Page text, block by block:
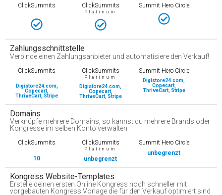
ClickSummits ClickSummits
Platinum
Summit Hero Circle
Zahlungsschnittstelle
Verbinde einen Zahlungsanbieter und automatisiere den Verkauf!
ClickSummits
Digistore24.com,
Copecart,
ThriveCart, Stripe
ClickSummits
Platinum
Digistore24.com,
Copecart,
ThriveCart, Stripe
Summit Hero Circle
Digistore24.com,
Copecart,
ThriveCart, Stripe
Domains
Verknüpfe mehrere Domains, so kannst du mehrere Brands oder
Kongresse im selben Konto verwalten
ClickSummits
10
ClickSummits
Platinum
unbegrenzt
Summit Hero Circle
unbegrenzt
Kongress Website-Templates
Erstelle deinen ersten Online Kongress noch schneller mit
vorgebauten Kongress Vorlage die für den Verkauf optimiert sind